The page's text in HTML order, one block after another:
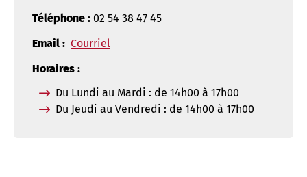
Téléphone : 02 54 38 47 45
Email : Courriel
Horaires :
Du Lundi au Mardi : de 14h00 à 17h00
Du Jeudi au Vendredi : de 14h00 à 17h00